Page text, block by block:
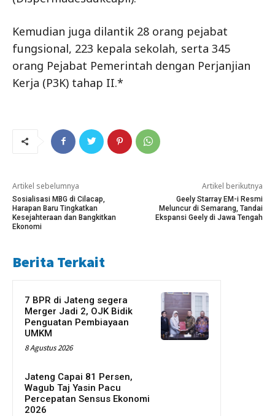
Kemudian juga dilantik 28 orang pejabat
fungsional, 223 kepala sekolah, serta 345
orang Pejabat Pemerintah dengan Perjanjian
Kerja (P3K) tahap II.*
Artikel sebelumnya
Sosialisasi MBG di Cilacap,
Harapan Baru Tingkatkan
Kesejahteraan dan Bangkitkan
Ekonomi
Artikel berikutnya
Geely Starray EM-i Resmi
Meluncur di Semarang, Tandai
Ekspansi Geely di Jawa Tengah
Berita Terkait
7 BPR di Jateng segera
Merger Jadi 2, OJK Bidik
Penguatan Pembiayaan
UMKM
8 Agustus 2026
Jateng Capai 81 Persen,
Wagub Taj Yasin Pacu
Percepatan Sensus Ekonomi
2026